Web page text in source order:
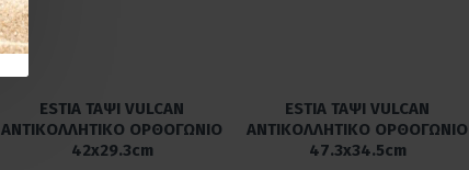
ESTIA ΤΑΨΙ VULCAN
ΑΝΤΙΚΟΛΛΗΤΙΚΟ ΟΡΘΟΓΩΝΙΟ
42x29.3cm
ESTIA ΤΑΨΙ VULCAN
ΑΝΤΙΚΟΛΛΗΤΙΚΟ ΟΡΘΟΓΩΝΙΟ
47.3x34.5cm